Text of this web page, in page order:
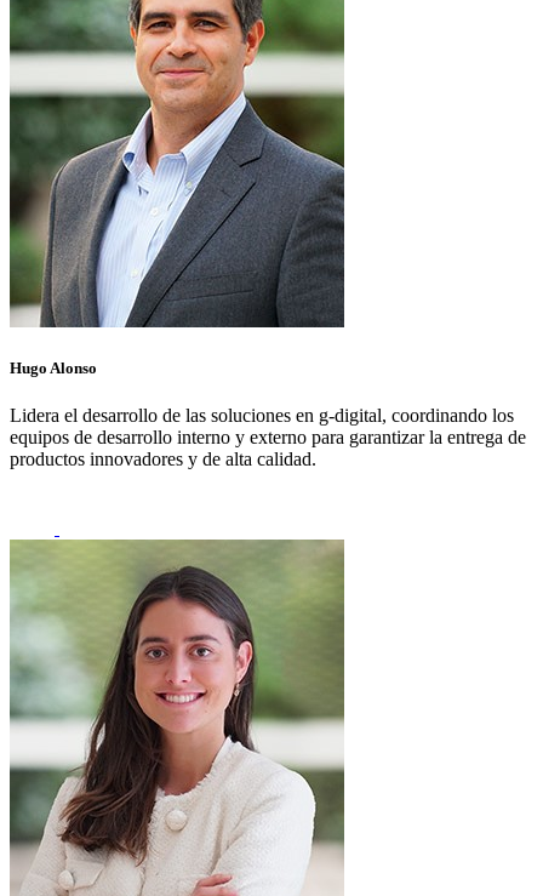
Hugo Alonso
Lidera el desarrollo de las soluciones en g-digital, coordinando los
equipos de desarrollo interno y externo para garantizar la entrega de
productos innovadores y de alta calidad.